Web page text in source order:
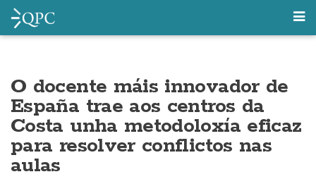
O docente máis innovador de
España trae aos centros da
Costa unha metodoloxía eficaz
para resolver conflictos nas
aulas